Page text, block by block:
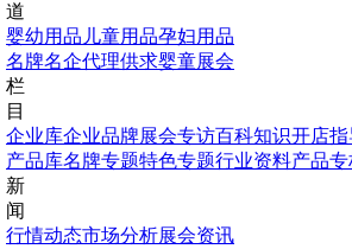
道
婴幼用品 儿童用品孕妇用品
名牌名企代理供求婴童展会
栏
目
企业库企业品牌展会专访百科知识开店指
产品库名牌专题特色专题行业资料产品
新
闻
行情动态市场分析展会资讯